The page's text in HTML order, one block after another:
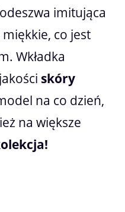
imitująca
co jest
Wkładka
skóry
na co dzień,
na większe